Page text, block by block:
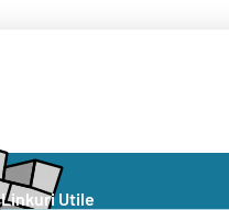
Linkuri Utile